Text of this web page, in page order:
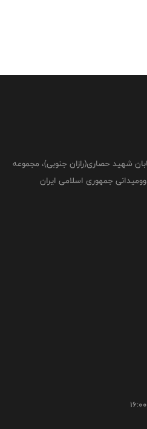
شهید حصاری(رازان جنوبی)، مجموعه
جمهوری اسلامی ایران